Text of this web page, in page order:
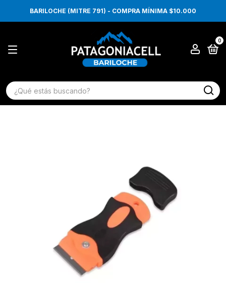
BARILOCHE (MITRE 791) - COMPRA MÍNIMA $10.000
0